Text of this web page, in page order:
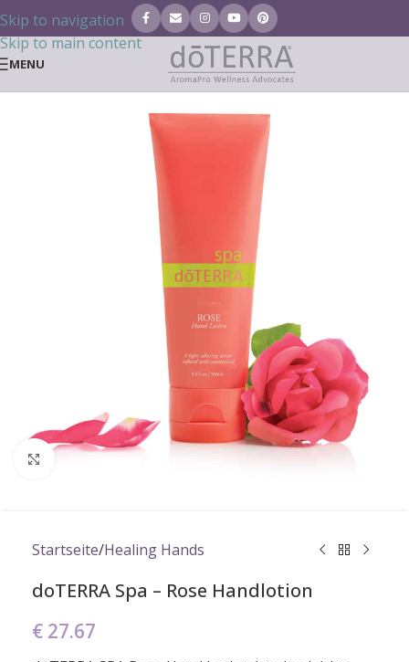
Skip to navigation
Skip to main content
MENU
Click to enlarge
Startseite/Healing Hands
doTERRA Spa – Rose Handlotion
€ 27.67